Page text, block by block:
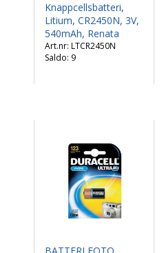
Knappcellsbatteri,
Litium, CR2450N, 3V,
540mAh, Renata
LTCR2450N
Saldo: 9